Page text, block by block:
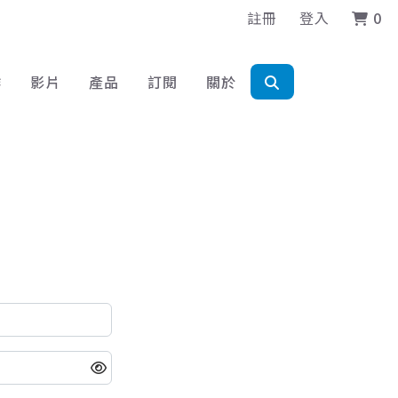
註冊 登入 0
影片 產品 訂閱 關於